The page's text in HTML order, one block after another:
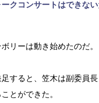
クコンサートはできな
リーは動き始めたのだ。
すると、笠木は副委員
とができた。